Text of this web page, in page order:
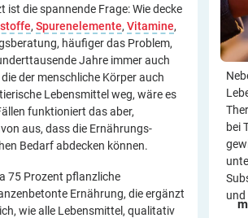
die spannende Frage: Wie decke
, Spurenelemente, Vitamine,
häufiger das Problem,
Jahre immer auch
der menschliche Körper auch
Lebensmittel weg, wäre es
funktioniert das aber,
aus, dass die Ernährungs-
Bedarf abdecken können.
75 Prozent pflanzliche
Ernährung, die ergänzt
wie alle Lebensmittel, qualitativ
bei